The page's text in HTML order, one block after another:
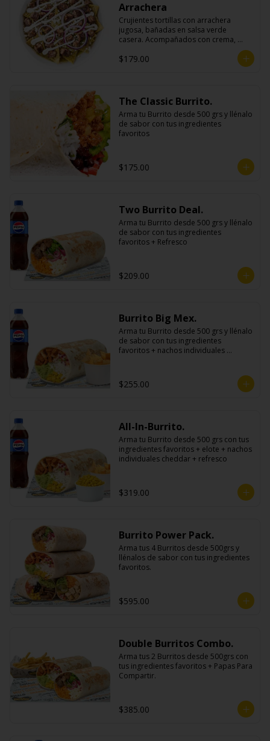
Arrachera
Crujientes tortillas con arrachera
jugosa, bañadas en salsa verde
casera. Acompañados con crema,
$179.00
The Classic Burrito.
Arma tu Burrito desde 500 grs y llénalo
de sabor con tus ingredientes
favoritos
$175.00
Two Burrito Deal.
Arma tu Burrito desde 500 grs y llénalo
de sabor con tus ingredientes
favoritos + Refresco
$209.00
Burrito Big Mex.
Arma tu Burrito desde 500 grs y llénalo
de sabor con tus ingredientes
favoritos + nachos individuales
$255.00
All-In-Burrito.
Arma tu Burrito desde 500 grs con tus
ingredientes favoritos + elote + nachos
individuales cheddar + refresco
$319.00
Burrito Power Pack.
Arma tus 4 Burritos desde 500grs y
llénalos de sabor con tus ingredientes
favoritos.
$595.00
Double Burritos Combo.
Arma tus 2 Burritos desde 500grs con
tus ingredientes favoritos + Papas Para
Compartir.
$385.00